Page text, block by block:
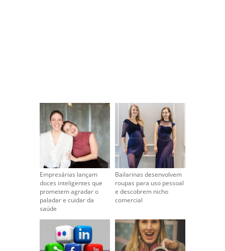
Empresárias lançam
doces inteligentes que
prometem agradar o
paladar e cuidar da
saúde
Bailarinas desenvolvem
roupas para uso pessoal
e descobrem nicho
comercial